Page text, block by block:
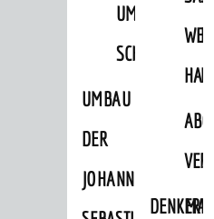
CHLOSS
UMBAU
DER
JOHANN-